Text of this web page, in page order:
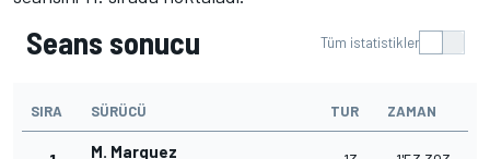
Seans sonucu Tüm istatistikler
SIRA SÜRÜCÜ TUR ZAMAN
M. Marquez